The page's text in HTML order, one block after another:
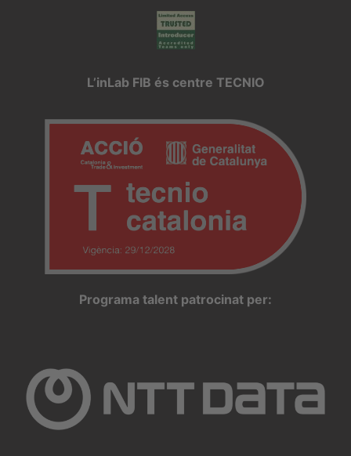
L’inLab FIB és centre TECNIO
Programa talent patrocinat per: